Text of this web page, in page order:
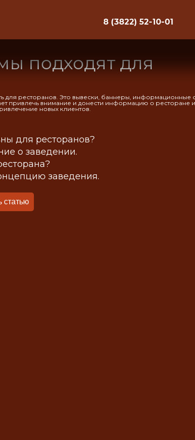
8 (3822) 52-10-01
подходят для
для ресторанов. Это вывески, баннеры, информационные
привлечь внимание и донести информацию о ресторане
новых клиентов.
для ресторанов?
о заведении.
заведения.
статью